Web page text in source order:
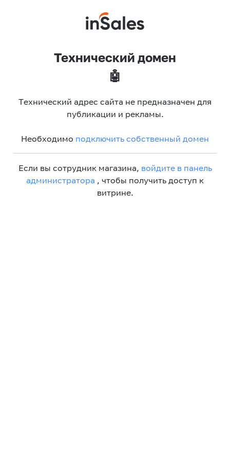
Технический домен
🤖
Технический адрес сайта не предназначен для
публикации и рекламы.
Необходимо подключить собственный домен
Если вы сотрудник магазина, войдите в панель
администратора , чтобы получить доступ к
витрине.